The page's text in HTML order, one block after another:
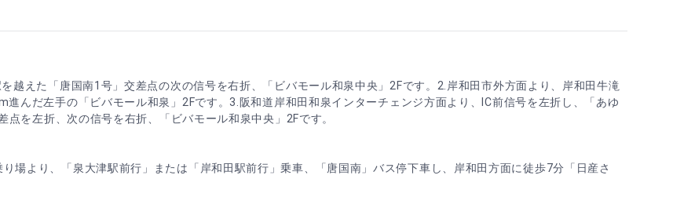
越えた「唐国南1号」交差点の次の信号を右折、「ビバモール和泉中央」2Fです。2.岸和田市外方面より、岸和田牛滝
んだ左手の「ビバモール和泉」2Fです。3.阪和道岸和田和泉インターチェンジ方面より、IC前信号を左折し、「あゆ
を左折、次の信号を右折、「ビバモール和泉中央」2Fです。
場より、「泉大津駅前行」または「岸和田駅前行」乗車、「唐国南」バス停下車し、岸和田方面に徒歩7分「日産さ